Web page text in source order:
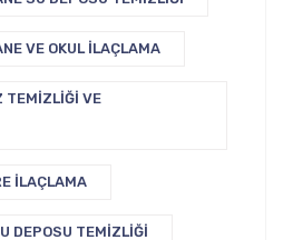
VE OKUL İLAÇLAMA
TEMIZLIĞI VE
İLAÇLAMA
DEPOSU TEMIZLIĞI